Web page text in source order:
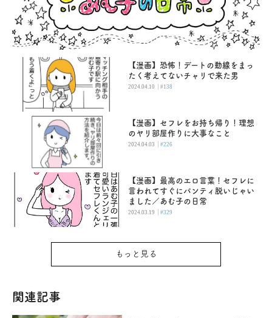
【漫画】恐怖！デートの動線をまっ
たく考えてないチャリで来た男
2024.04.10 |#138
【漫画】セフレをお持ち帰り！理想
のヤリ部屋作りに大事なこと
2024.04.03 |#226
【漫画】最高のエロ言葉！セフレに
言われてすぐにパンティ脱いじゃい
ました／あむ子の日常
2024.03.19 |#329
もっと見る
関連記事